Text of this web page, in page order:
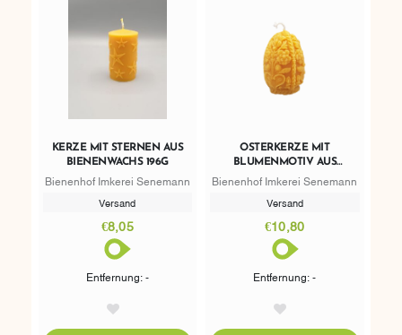
KERZE MIT STERNEN AUS
BIENENWACHS 196G
Bienenhof Imkerei Senemann
Versand
€8,05
Entfernung: -
OSTERKERZE MIT
BLUMENMOTIV AUS
BIENENWACHS 244G
Bienenhof Imkerei Senemann
Versand
€10,80
Entfernung: -